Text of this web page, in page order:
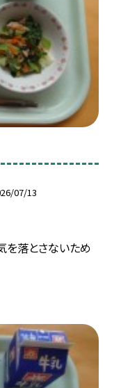
07/13
を落とさないため